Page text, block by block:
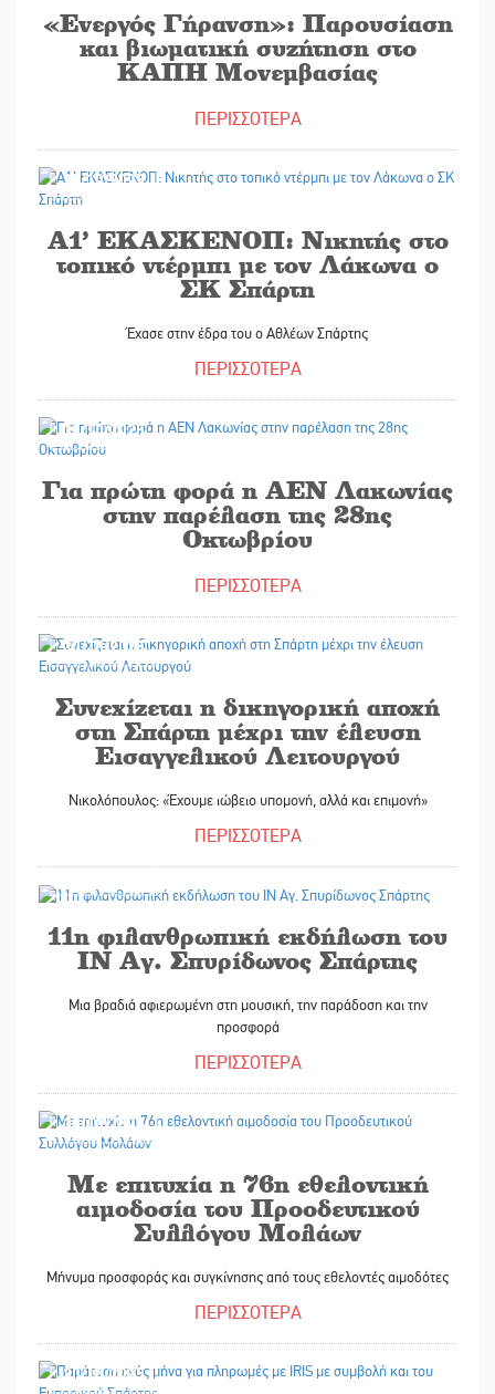
«Ενεργός Γήρανση»: Παρουσίαση
και βιωματική συζήτηση στο
ΚΑΠΗ Μονεμβασίας
ΠΕΡΙΣΣΟΤΕΡΑ
30/10/2025
Α1’ ΕΚΑΣΚΕΝΟΠ: Νικητής στο
τοπικό ντέρμπι με τον Λάκωνα ο
ΣΚ Σπάρτη
Έχασε στην έδρα του ο Αθλέων Σπάρτης
ΠΕΡΙΣΣΟΤΕΡΑ
30/10/2025
Για πρώτη φορά η ΑΕΝ Λακωνίας
στην παρέλαση της 28ης
Οκτωβρίου
ΠΕΡΙΣΣΟΤΕΡΑ
30/10/2025
Συνεχίζεται η δικηγορική αποχή
στη Σπάρτη μέχρι την έλευση
Εισαγγελικού Λειτουργού
Νικολόπουλος: «Έχουμε ιώβειο υπομονή, αλλά και επιμονή»
ΠΕΡΙΣΣΟΤΕΡΑ
11η φιλανθρωπική εκδήλωση του
ΙΝ Αγ. Σπυρίδωνος Σπάρτης
Μια βραδιά αφιερωμένη στη μουσική, την παράδοση και την
προσφορά
ΠΕΡΙΣΣΟΤΕΡΑ
30/10/2025
Με επιτυχία η 76η εθελοντική
αιμοδοσία του Προοδευτικού
Συλλόγου Μολάων
Μήνυμα προσφοράς και συγκίνησης από τους εθελοντές αιμοδότες
ΠΕΡΙΣΣΟΤΕΡΑ
30/10/2025